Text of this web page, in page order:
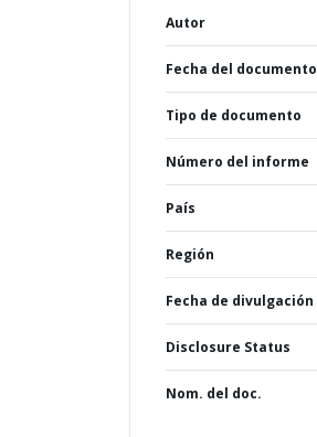
Autor
Fecha del documento
Tipo de documento
Número del informe
País
Región
Fecha de divulgación
Disclosure Status
Nom. del doc.